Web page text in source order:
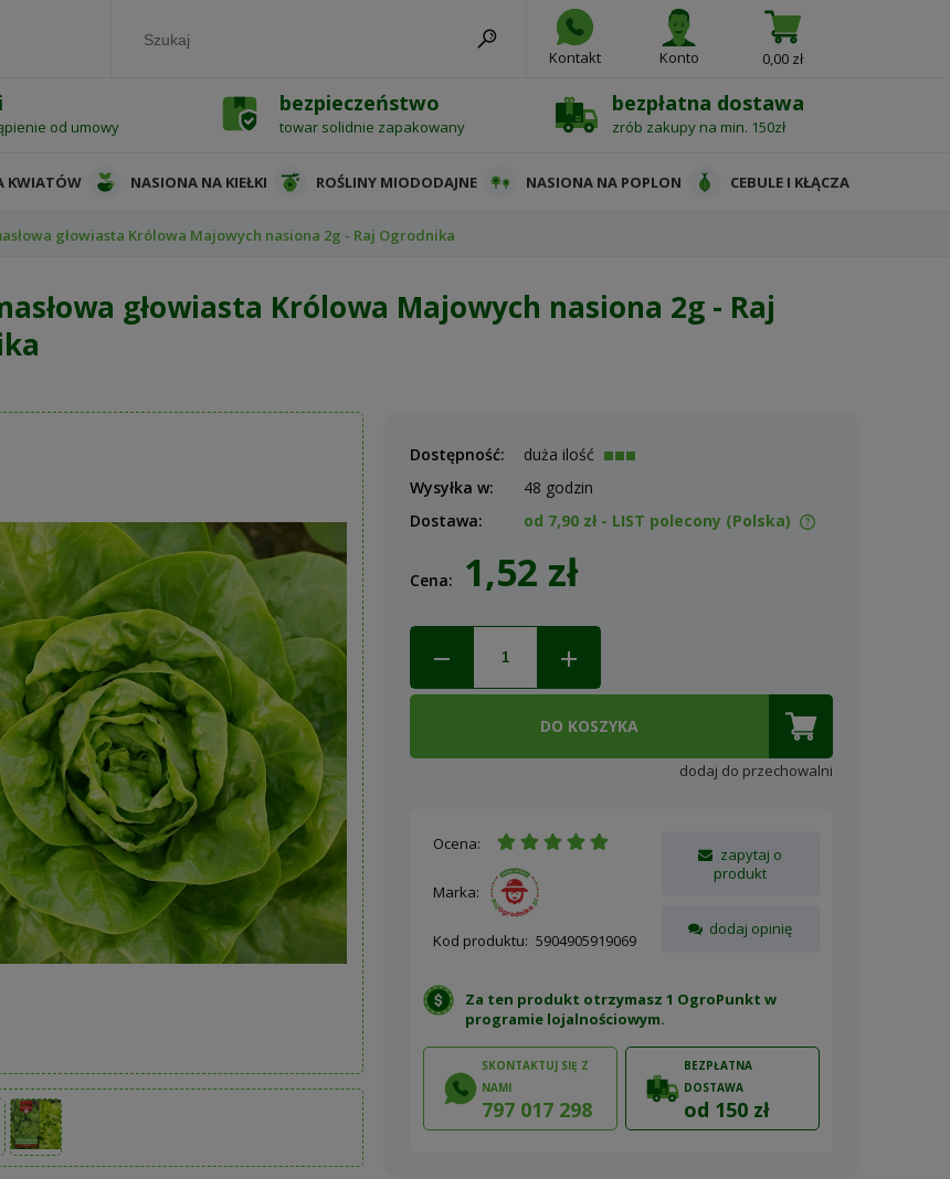
Kontakt Konto 0,00 zł
od umowy
bezpieczeństwo
towar solidnie zapakowany
bezpłatna dostawa
zrób zakupy na min. 150zł
KWIATÓW NASIONA NA KIEŁKI ROŚLINY MIODODAJNE NASIONA NA POPLON CEBULE I KŁĄCZA
głowiasta Królowa Majowych nasiona 2g - Raj Ogrodnika
głowiasta Królowa Majowych nasiona 2g - Raj
Dostępność:
duża ilość
Wysyłka w:
48 godzin
Dostawa:
od 7,90 zł - LIST polecony (Polska)
Cena nie zawiera ewentualnych
kosztów płatności
Cena: 1,52 zł
DO KOSZYKA
dodaj do przechowalni
Ocena:
Marka:
Kod produktu: 5904905919069
zapytaj o
produkt
dodaj opinię
Za ten produkt otrzymasz 1 OgroPunkt w
programie lojalnościowym.
SKONTAKTUJ SIĘ Z
NAMI
797 017 298
BEZPŁATNA
DOSTAWA
od 150 zł